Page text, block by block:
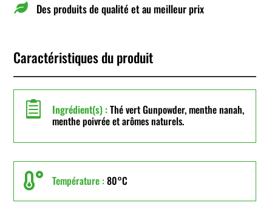
 Des produits de qualité et au meilleur prix
Caractéristiques du produit
 Ingrédient(s) :Thé vert Gunpowder, menthe nanah,
menthe poivrée et arômes naturels.
 Température : 80°C